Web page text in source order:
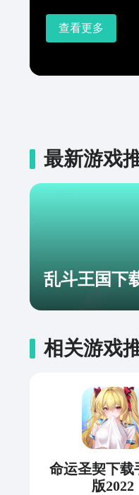
查看更多
最新游戏
乱斗王国下
相关游戏
命运圣契下载
版2022